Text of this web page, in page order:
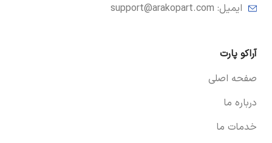
ایمیل: support@arakopart.com
آراکو پارت
صفحه اصلی
درباره ما
خدمات ما